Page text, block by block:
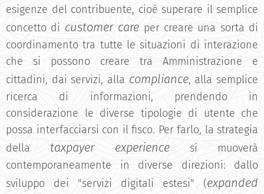
esigenze del contribuente, cioè superare il semplice
concetto di customer care per creare una sorta di
coordinamento tra tutte le situazioni di interazione
che si possono creare tra Amministrazione e
cittadini, dai servizi, alla compliance, alla semplice
ricerca di informazioni, prendendo in
considerazione le diverse tipologie di utente che
possa interfacciarsi con il fisco. Per farlo, la strategia
della taxpayer experience si muoverà
contemporaneamente in diverse direzioni: dallo
sviluppo dei "servizi digitali estesi" (expanded